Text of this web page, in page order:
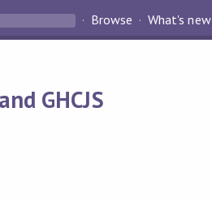
Browse What's new
GHCJS